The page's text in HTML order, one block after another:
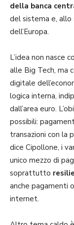
della banca
del sistema e,
dell’Europa.
L’idea non nasce
alle Big Tech, ma
digitale
logica interna,
dall’area euro.
possibili:
transazioni con la
dice Cipollone, i
unico mezzo di
soprattutto
anche pagamenti
internet.